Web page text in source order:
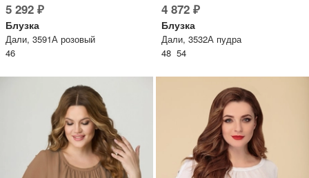
5 292 ₽
Блузка
Дали, 3591А розовый
46
4 872 ₽
Блузка
Дали, 3532А пудра
48 54